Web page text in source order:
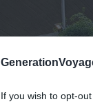
If you wish to opt-